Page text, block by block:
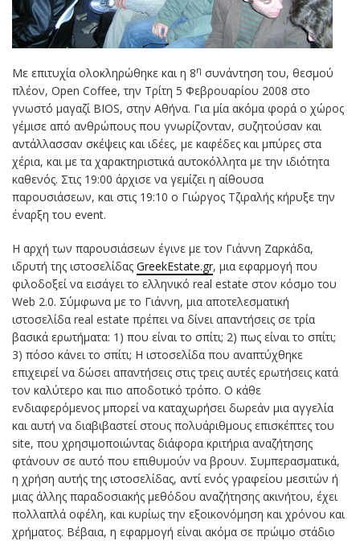
Με επιτυχία ολοκληρώθηκε και η 8η συνάντηση του, θεσμού
πλέον, Open Coffee, την Τρίτη 5 Φεβρουαρίου 2008 στο
γνωστό μαγαζί BIOS, στην Αθήνα. Για μία ακόμα φορά ο χώρος
γέμισε από ανθρώπους που γνωρίζονταν, συζητούσαν και
αντάλλασσαν σκέψεις και ιδέες, με καφέδες και μπύρες στα
χέρια, και με τα χαρακτηριστικά αυτοκόλλητα με την ιδιότητα
καθενός. Στις 19:00 άρχισε να γεμίζει η αίθουσα
παρουσιάσεων, και στις 19:10 ο Γιώργος Τζιραλής κήρυξε την
έναρξη του event.
Η αρχή των παρουσιάσεων έγινε με τον Γιάννη Ζαρκάδα,
ιδρυτή της ιστοσελίδας GreekEstate.gr, μια εφαρμογή που
φιλοδοξεί να εισάγει το ελληνικό real estate στον κόσμο του
Web 2.0. Σύμφωνα με το Γιάννη, μια αποτελεσματική
ιστοσελίδα real estate πρέπει να δίνει απαντήσεις σε τρία
βασικά ερωτήματα: 1) που είναι το σπίτι; 2) πως είναι το σπίτι;
3) πόσο κάνει το σπίτι; Η ιστοσελίδα που αναπτύχθηκε
επιχειρεί να δώσει απαντήσεις στις τρεις αυτές ερωτήσεις κατά
τον καλύτερο και πιο αποδοτικό τρόπο. Ο κάθε
ενδιαφερόμενος μπορεί να καταχωρήσει δωρεάν μια αγγελία
και αυτή να διαβιβαστεί στους πολυάριθμους επισκέπτες του
site, που χρησιμοποιώντας διάφορα κριτήρια αναζήτησης
φτάνουν σε αυτό που επιθυμούν να βρουν. Συμπερασματικά,
η χρήση αυτής της ιστοσελίδας, αντί ενός γραφείου μεσιτών ή
μιας άλλης παραδοσιακής μεθόδου αναζήτησης ακινήτου, έχει
πολλαπλά οφέλη, και κυρίως την εξοικονόμηση και χρόνου και
χρήματος. Βέβαια, η εφαρμογή είναι ακόμα σε πρώιμο στάδιο